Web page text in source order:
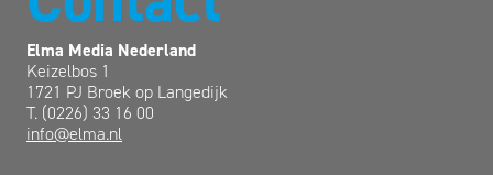
Elma Media Nederland
Keizelbos 1
1721 PJ Broek op Langedijk
T. (0226) 33 16 00
info@elma.nl